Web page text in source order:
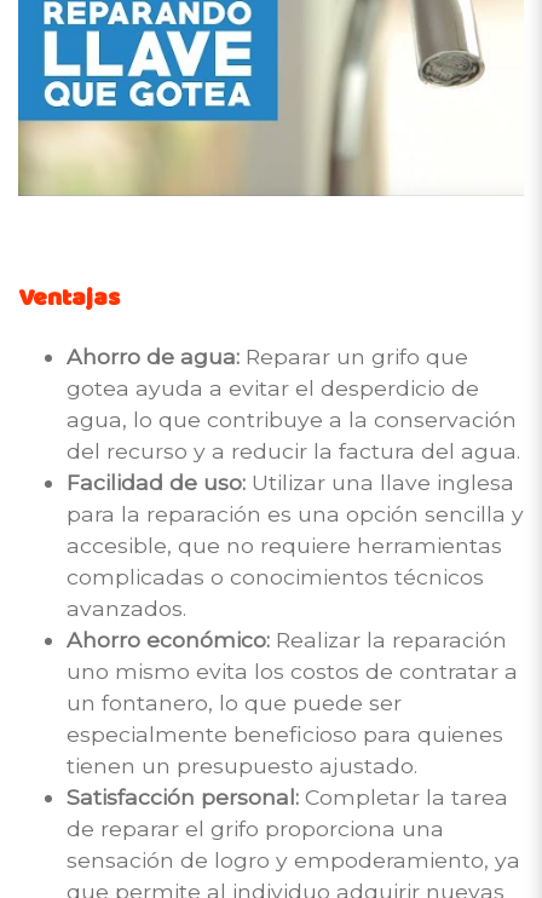
Ventajas
Ahorro de agua: Reparar un grifo que
gotea ayuda a evitar el desperdicio de
agua, lo que contribuye a la conservación
del recurso y a reducir la factura del agua.
Facilidad de uso: Utilizar una llave inglesa
para la reparación es una opción sencilla y
accesible, que no requiere herramientas
complicadas o conocimientos técnicos
avanzados.
Ahorro económico: Realizar la reparación
uno mismo evita los costos de contratar a
un fontanero, lo que puede ser
especialmente beneficioso para quienes
tienen un presupuesto ajustado.
Satisfacción personal: Completar la tarea
de reparar el grifo proporciona una
sensación de logro y empoderamiento, ya
que permite al individuo adquirir nuevas